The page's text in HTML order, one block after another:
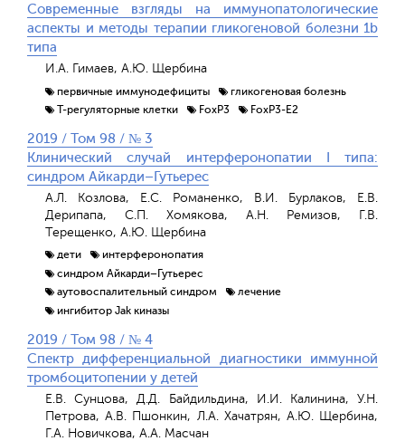
Современные взгляды на иммунопатологические
аспекты и методы терапии гликогеновой болезни 1b
типа
И.А. Гимаев, А.Ю. Щербина
первичные иммунодефициты
гликогеновая болезнь
T-регуляторные клетки
FoxP3 FoxP3-E2
2019 / Том 98 / № 3
Клинический случай интерферонопатии I типа:
синдром Айкарди–Гутьерес
А.Л. Козлова, Е.С. Романенко, В.И. Бурлаков, Е.В.
Дерипапа, С.П. Хомякова, А.Н. Ремизов, Г.В.
Терещенко, А.Ю. Щербина
дети
интерферонопатия
синдром Айкарди–Гутьерес
аутовоспалительный синдром
лечение
ингибитор Jak киназы
2019 / Том 98 / № 4
Спектр дифференциальной диагностики иммунной
тромбоцитопении у детей
Е.В. Сунцова, Д.Д. Байдильдина, И.И. Калинина, У.Н.
Петрова, А.В. Пшонкин, Л.А. Хачатрян, А.Ю. Щербина,
Г.А. Новичкова, А.А. Масчан